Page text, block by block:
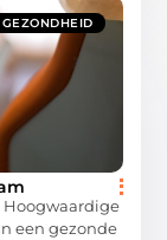
GEZONDHEID
Hoogwaardige
een gezonde